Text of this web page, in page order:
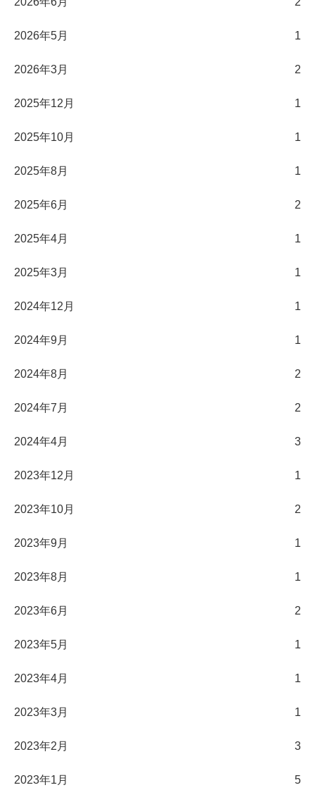
2026年5月 1
2026年3月 2
2025年12月 1
2025年10月 1
2025年8月 1
2025年6月 2
2025年4月 1
2025年3月 1
2024年12月 1
2024年9月 1
2024年8月 2
2024年7月 2
2024年4月 3
2023年12月 1
2023年10月 2
2023年9月 1
2023年8月 1
2023年6月 2
2023年5月 1
2023年4月 1
2023年3月 1
2023年2月 3
2023年1月 5